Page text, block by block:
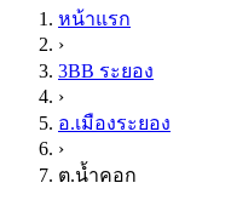
หน้าแรก
›
3BB ระยอง
›
อ.เมืองระยอง
›
ต.น้ำคอก